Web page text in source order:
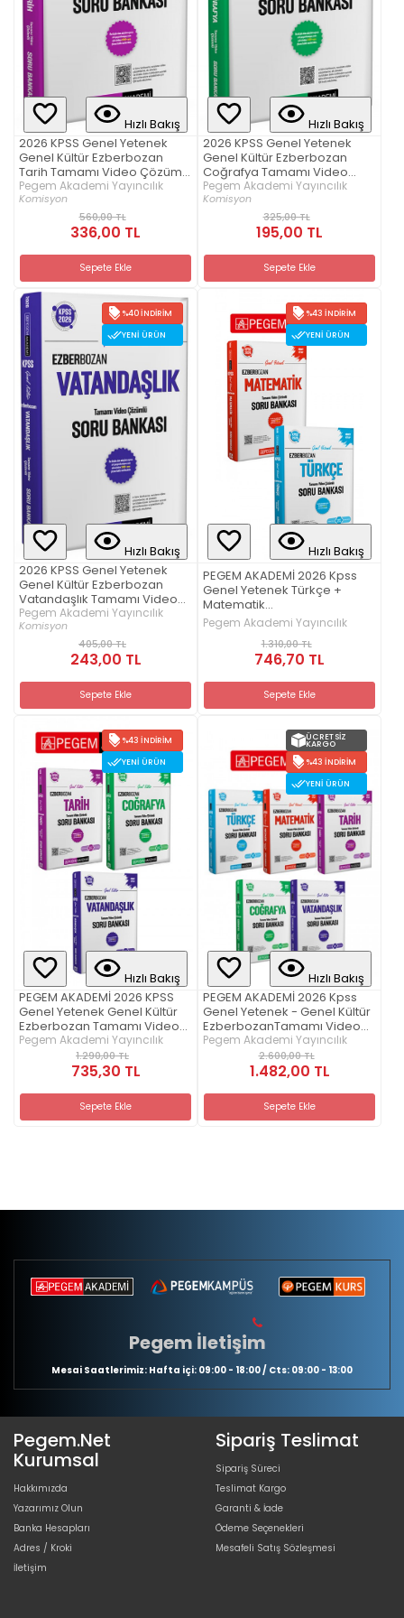
Hızlı Bakış
2026 KPSS Genel Yetenek
Genel Kültür Ezberbozan
Tarih Tamamı Video Çözümlü
Soru Bankası
Pegem Akademi Yayıncılık
Komisyon
560,00 TL
336,00 TL
Sepete Ekle
Hızlı Bakış
2026 KPSS Genel Yetenek
Genel Kültür Ezberbozan
Coğrafya Tamamı Video
Çözümlü Soru Bankası
Pegem Akademi Yayıncılık
Komisyon
325,00 TL
195,00 TL
Sepete Ekle
%40 İNDIRIM
YENI ÜRÜN
Hızlı Bakış
2026 KPSS Genel Yetenek
Genel Kültür Ezberbozan
Vatandaşlık Tamamı Video
Çözümlü Soru Bankası
Pegem Akademi Yayıncılık
Komisyon
405,00 TL
243,00 TL
Sepete Ekle
%43 İNDIRIM
YENI ÜRÜN
Hızlı Bakış
PEGEM AKADEMİ 2026 Kpss
Genel Yetenek Türkçe +
Matematik
EzberbozanTamamı Video
Çözümlü Soru Bankası Seti (2
Pegem Akademi Yayıncılık
1.310,00 TL
746,70 TL
Sepete Ekle
%43 İNDIRIM
YENI ÜRÜN
Hızlı Bakış
PEGEM AKADEMİ 2026 KPSS
Genel Yetenek Genel Kültür
Ezberbozan Tamamı Video
Çözümlü Soru Bankası Seti
Pegem Akademi Yayıncılık
1.290,00 TL
735,30 TL
Sepete Ekle
ÜCRETSIZ
KARGO
%43 İNDIRIM
YENI ÜRÜN
Hızlı Bakış
PEGEM AKADEMİ 2026 Kpss
Genel Yetenek - Genel Kültür
EzberbozanTamamı Video
Çözümlü Soru Bankası Seti (5
Pegem Akademi Yayıncılık
2.600,00 TL
1.482,00 TL
Sepete Ekle
Pegem İletişim
Mesai Saatlerimiz: Hafta içi: 09:00 - 18:00 / Cts: 09:00 - 13:00
Pegem.Net
Kurumsal
Hakkımızda
Yazarımız Olun
Banka Hesapları
Adres / Kroki
İletişim
Sipariş Teslimat
Sipariş Süreci
Teslimat Kargo
Garanti & İade
Ödeme Seçenekleri
Mesafeli Satış Sözleşmesi